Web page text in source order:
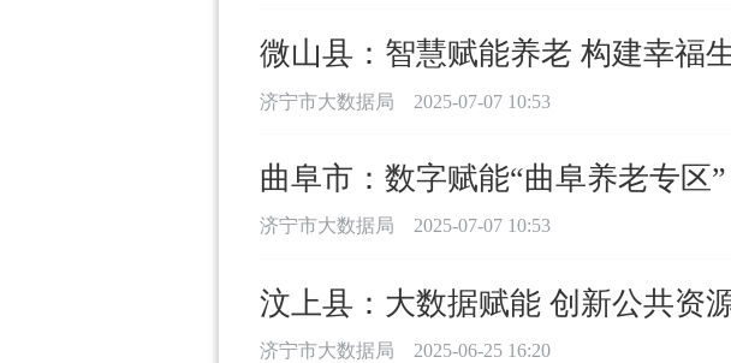
微山县：智慧赋能养老 构建幸福
济宁市大数据局 2025-07-07 10:53
曲阜市：数字赋能“曲阜养老专区
济宁市大数据局 2025-07-07 10:53
汶上县：大数据赋能 创新公共资
济宁市大数据局 2025-06-25 16:20